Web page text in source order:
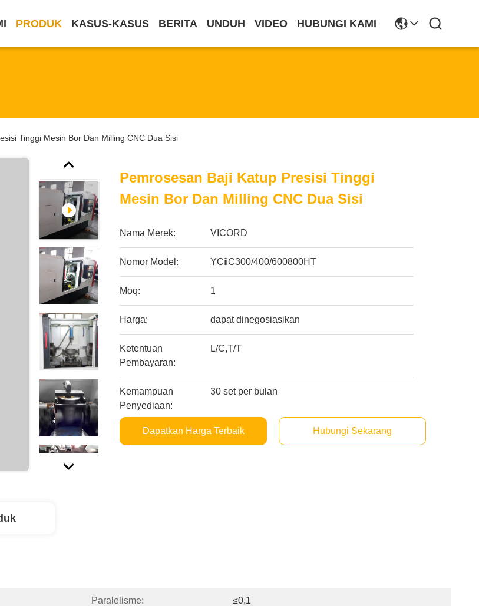
PRODUK KASUS-KASUS BERITA UNDUH VIDEO HUBUNGI KAMI
Tinggi Mesin Bor Dan Milling CNC Dua Sisi
Pemrosesan Baji Katup Presisi Tinggi
Mesin Bor Dan Milling CNC Dua Sisi
Nama Merek: VICORD
Nomor Model: YCⅱC300/400/600800HT
Moq: 1
Harga: dapat dinegosiasikan
Ketentuan
Pembayaran:
L/C,T/T
Kemampuan
Penyediaan:
30 set per bulan
Dapatkan Harga Terbaik Hubungi Sekarang
Paralelisme: ≤0,1